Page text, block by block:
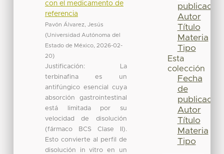
con el medicamento de
referencia
Pavón Álvarez, Jesús
(Universidad Autónoma del
Estado de México, 2026-02-
20)
Justificación: La
terbinafina es un
antifúngico esencial cuya
absorción gastrointestinal
está limitada por su
velocidad de disolución
(fármaco BCS Clase II).
Esto convierte al perfil de
disolución in vitro en un
publicación
Autor
Título
Materia
Tipo
Esta
colección
Fecha
de
publicación
Autor
Título
Materia
Tipo